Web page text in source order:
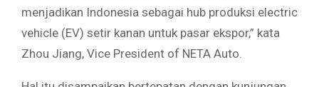
menjadikan Indonesia sebagai hub produksi electric
vehicle (EV) setir kanan untuk pasar ekspor,” kata
Zhou Jiang, Vice President of NETA Auto.